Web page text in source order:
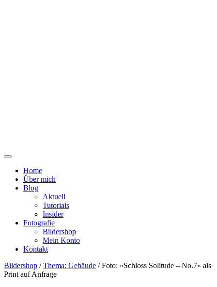
Home
Über mich
Blog
Aktuell
Tutorials
Insider
Fotografie
Bildershop
Mein Konto
Kontakt
Bildershop /Thema: Gebäude / Foto: »Schloss Solitude – No.7« als
Print auf Anfrage